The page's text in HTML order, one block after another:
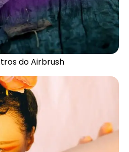
do Airbrush